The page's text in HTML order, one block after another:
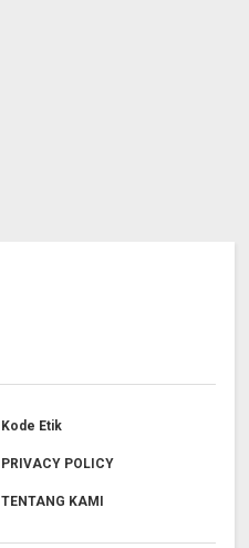
Kode Etik
PRIVACY POLICY
TENTANG KAMI